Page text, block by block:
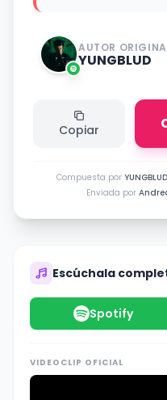
AUTOR
YUNGBLUD
Copiar
Compuesta por YUNGBLUD
Enviada por
Escúchala
Spotify
VIDEOCLIP OFICIAL